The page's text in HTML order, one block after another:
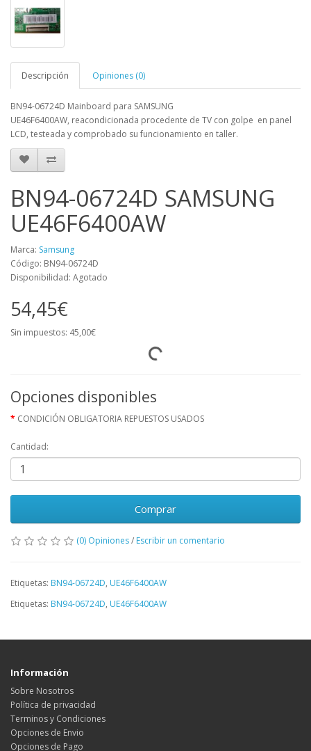
Descripción Opiniones (0)
BN94-06724D Mainboard para SAMSUNG
UE46F6400AW, reacondicionada procedente de TV con golpe en panel
LCD, testeada y comprobado su funcionamiento en taller.
BN94-06724D SAMSUNG
UE46F6400AW
Marca: Samsung
Código: BN94-06724D
Disponibilidad: Agotado
54,45€
Sin impuestos: 45,00€
Opciones disponibles
CONDICIÓN OBLIGATORIA REPUESTOS USADOS
Cantidad:
Comprar
(0) Opiniones/ Escribir un comentario
Etiquetas: BN94-06724D, UE46F6400AW
Etiquetas: BN94-06724D, UE46F6400AW
Información
Sobre Nosotros
Política de privacidad
Terminos y Condiciones
Opciones de Envio
Opciones de Pago